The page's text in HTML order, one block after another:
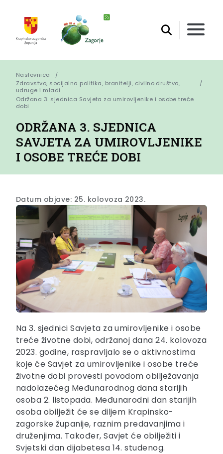
Naslovnica
Zdravstvo, socijalna politika, branitelji, civilno društvo,
udruge i mladi
Održana 3. sjednica Savjeta za umirovljenike i osobe treće
dobi
ODRŽANA 3. SJEDNICA
SAVJETA ZA UMIROVLJENIKE
I OSOBE TREĆE DOBI
Datum objave: 25. kolovoza 2023.
Na 3. sjednici Savjeta za umirovljenike i osobe
treće životne dobi, održanoj dana 24. kolovoza
2023. godine, raspravljalo se o aktivnostima
koje će Savjet za umirovljenike i osobe treće
životne dobi provesti povodom obilježavanja
nadolazećeg Međunarodnog dana starijih
osoba 2. listopada. Međunarodni dan starijih
osoba obilježit će se diljem Krapinsko-
zagorske županije, raznim predavanjima i
druženjima. Također, Savjet će obilježiti i
Svjetski dan dijabetesa 14. studenog.